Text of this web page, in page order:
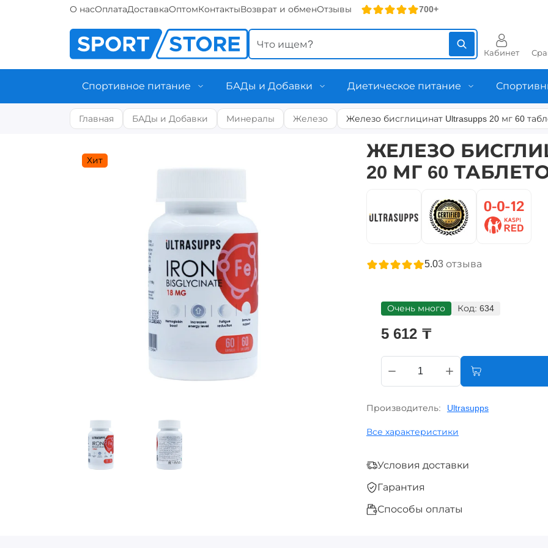
О насОплатаДоставкаОптомКонтактыВозврат и обменОтзывы 700+
Кабинет
Спортивное питание БАДы и Добавки Диетическое питание
Главная БАДы и Добавки Минералы Железо Железо бисглицинат Ultrasupps 20 мг 60
Хит
ЖЕЛЕЗО
20 МГ 60
5.03отзыва
Очень много Код: 634
5 612 ₸
Производитель: Ultrasupps
Все характеристики
Условия доставки
Гарантия
Способы оплаты